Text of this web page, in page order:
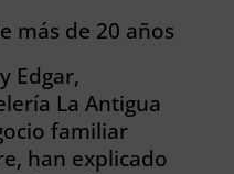
más de 20 años
Edgar,
La Antigua
familiar
han explicado